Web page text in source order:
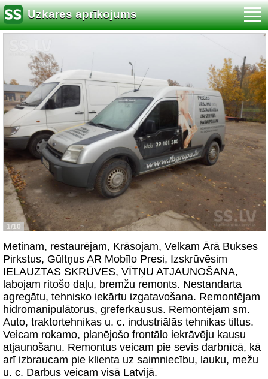
Uzkares aprīkojums
1/10
Metinam, restaurējam, Krāsojam, Velkam Ārā Bukses
Pirkstus, Gūltņus AR Mobīlo Presi, Izskrūvēsim
IELAUZTAS SKRŪVES, VĪTŅU ATJAUNOŠANA,
labojam ritošo daļu, bremžu remonts. Nestandarta
agregātu, tehnisko iekārtu izgatavošana. Remontējam
hidromanipulātorus, greferkausus. Remontējam sm.
Auto, traktortehnikas u. c. industriālās tehnikas tiltus.
Veicam rokamo, planējošo frontālo iekrāvēju kausu
atjaunošanu. Remontus veicam pie sevis darbnīcā, kā
arī izbraucam pie klienta uz saimniecību, lauku, mežu
u. c. Darbus veicam visā Latvijā.